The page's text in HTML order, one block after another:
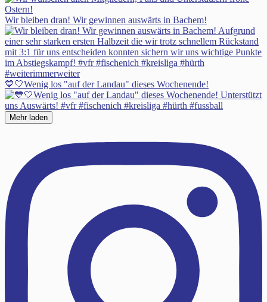
Wir bleiben dran! Wir gewinnen auswärts in Bachem!
💙🤍Wenig los "auf der Landau" dieses Wochenende!
Mehr laden